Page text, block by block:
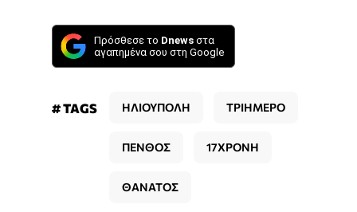
Πρόσθεσε το Dnews στα
αγαπημένα σου στη Google
# TAGS ΗΛΙΟΥΠΟΛΗ ΤΡΙΗΜΕΡΟ
ΠΕΝΘΟΣ 17ΧΡΟΝΗ
ΘΑΝΑΤΟΣ